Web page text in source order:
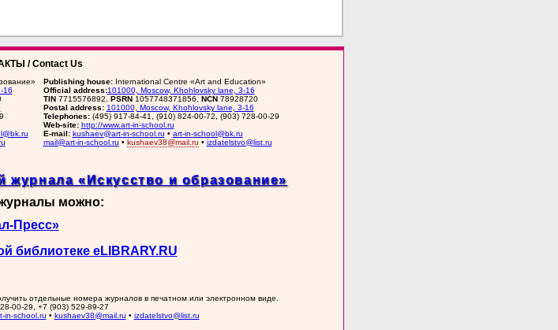
/ Contact Us
16
Publishing house: International Centre «Art and Education»
Official address:101000, Moscow, Khohlovsky lane, 3-16
TIN7715576892, PSRN1057748371856, NCN78928720
Postal address: 101000, Moscow, Khohlovsky lane, 3-16
Telephones: (495) 917-84-41, (910) 824-00-72, (903) 728-00-29
Web-site: http://www.art-in-school.ru
E-mail: kushaev@art-in-school.ru • art-in-school@bk.ru
mail@art-in-school.ru • kushaev38@mail.ru • izdatelstvo@list.ru
журнала «Искусство и образование»
можно:
Пресс»
библиотеке eLIBRARY.RU
отдельные номера журналов в печатном или электронном виде.
00-29, +7 (903) 529-89-27
in-school.ru • kushaev38@mail.ru • izdatelstvo@list.ru